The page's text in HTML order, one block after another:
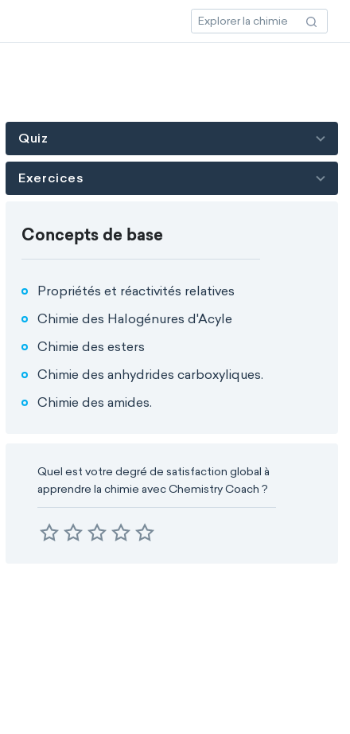
Quiz
Exercices
Concepts de base
Propriétés et réactivités relatives
Chimie des Halogénures d'Acyle
Chimie des esters
Chimie des anhydrides carboxyliques.
Chimie des amides.
Quel est votre degré de satisfaction global à
apprendre la chimie avec Chemistry Coach ?